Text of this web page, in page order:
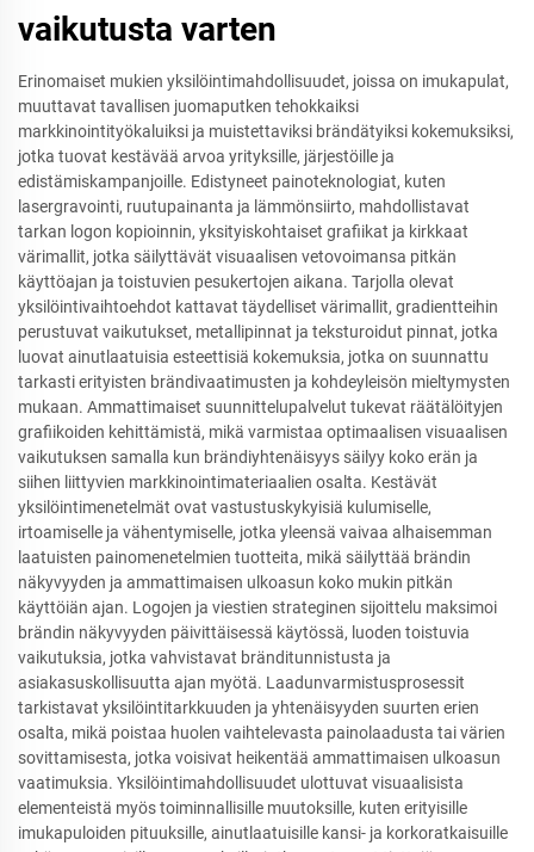
vaikutusta varten
Erinomaiset mukien yksilöintimahdollisuudet, joissa on imukapulat,
muuttavat tavallisen juomaputken tehokkaiksi
markkinointityökaluiksi ja muistettaviksi brändätyiksi kokemuksiksi,
jotka tuovat kestävää arvoa yrityksille, järjestöille ja
edistämiskampanjoille. Edistyneet painoteknologiat, kuten
lasergravointi, ruutupainanta ja lämmönsiirto, mahdollistavat
tarkan logon kopioinnin, yksityiskohtaiset grafiikat ja kirkkaat
värimallit, jotka säilyttävät visuaalisen vetovoimansa pitkän
käyttöajan ja toistuvien pesukertojen aikana. Tarjolla olevat
yksilöintivaihtoehdot kattavat täydelliset värimallit, gradientteihin
perustuvat vaikutukset, metallipinnat ja teksturoidut pinnat, jotka
luovat ainutlaatuisia esteettisiä kokemuksia, jotka on suunnattu
tarkasti erityisten brändivaatimusten ja kohdeyleisön mieltymysten
mukaan. Ammattimaiset suunnittelupalvelut tukevat räätälöityjen
grafiikoiden kehittämistä, mikä varmistaa optimaalisen visuaalisen
vaikutuksen samalla kun brändiyhtenäisyys säilyy koko erän ja
siihen liittyvien markkinointimateriaalien osalta. Kestävät
yksilöintimenetelmät ovat vastustuskykyisiä kulumiselle,
irtoamiselle ja vähentymiselle, jotka yleensä vaivaa alhaisemman
laatuisten painomenetelmien tuotteita, mikä säilyttää brändin
näkyvyyden ja ammattimaisen ulkoasun koko mukin pitkän
käyttöiän ajan. Logojen ja viestien strateginen sijoittelu maksimoi
brändin näkyvyyden päivittäisessä käytössä, luoden toistuvia
vaikutuksia, jotka vahvistavat bränditunnistusta ja
asiakasuskollisuutta ajan myötä. Laadunvarmistusprosessit
tarkistavat yksilöintitarkkuuden ja yhtenäisyyden suurten erien
osalta, mikä poistaa huolen vaihtelevasta painolaadusta tai värien
sovittamisesta, jotka voisivat heikentää ammattimaisen ulkoasun
vaatimuksia. Yksilöintimahdollisuudet ulottuvat visuaalisista
elementeistä myös toiminnallisille muutoksille, kuten erityisille
imukapuloiden pituuksille, ainutlaatuisille kansi- ja korkoratkaisuille